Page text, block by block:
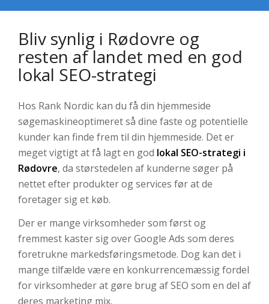
Bliv synlig i Rødovre og
resten af landet med en god
lokal SEO-strategi
Hos Rank Nordic kan du få din hjemmeside
søgemaskineoptimeret så dine faste og potentielle
kunder kan finde frem til din hjemmeside. Det er
meget vigtigt at få lagt en god lokal SEO-strategi i
Rødovre, da størstedelen af kunderne søger på
nettet efter produkter og services før at de
foretager sig et køb.
Der er mange virksomheder som først og
fremmest kaster sig over Google Ads som deres
foretrukne markedsføringsmetode. Dog kan det i
mange tilfælde være en konkurrencemæssig fordel
for virksomheder at gøre brug af SEO som en del af
deres marketing mix.